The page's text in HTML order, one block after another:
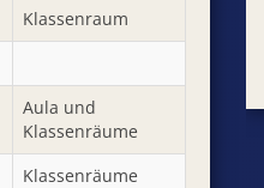
Klassenraum
Aula und
Klassenräume
Klassenräume